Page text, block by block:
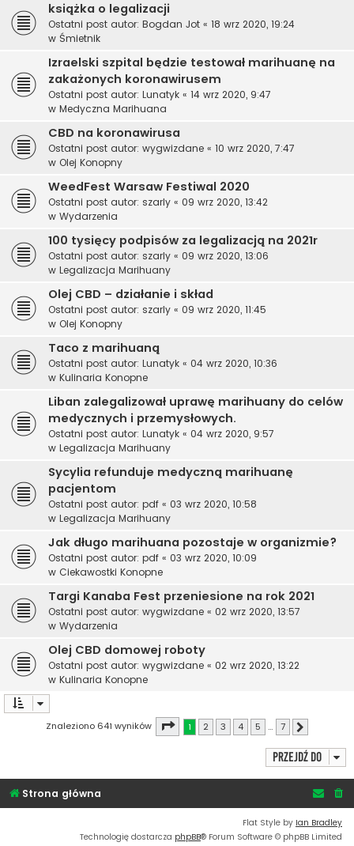
książka o legalizacji
Ostatni post autor: Bogdan Jot « 18 wrz 2020, 19:24
w Śmietnik
Izraelski szpital będzie testował marihuanę na
zakażonych koronawirusem
Ostatni post autor: Lunatyk « 14 wrz 2020, 9:47
w Medyczna Marihuana
CBD na koronawirusa
Ostatni post autor: wygwizdane « 10 wrz 2020, 7:47
w Olej Konopny
WeedFest Warsaw Festiwal 2020
Ostatni post autor: szarly « 09 wrz 2020, 13:42
w Wydarzenia
100 tysięcy podpisów za legalizacją na 2021r
Ostatni post autor: szarly « 09 wrz 2020, 13:06
w Legalizacja Marihuany
Olej CBD – działanie i skład
Ostatni post autor: szarly « 09 wrz 2020, 11:45
w Olej Konopny
Taco z marihuaną
Ostatni post autor: Lunatyk « 04 wrz 2020, 10:36
w Kulinaria Konopne
Liban zalegalizował uprawę marihuany do celów
medycznych i przemysłowych.
Ostatni post autor: Lunatyk « 04 wrz 2020, 9:57
w Legalizacja Marihuany
Sycylia refunduje medyczną marihuanę
pacjentom
Ostatni post autor: pdf « 03 wrz 2020, 10:58
w Legalizacja Marihuany
Jak długo marihuana pozostaje w organizmie?
Ostatni post autor: pdf « 03 wrz 2020, 10:09
w Ciekawostki Konopne
Targi Kanaba Fest przeniesione na rok 2021
Ostatni post autor: wygwizdane « 02 wrz 2020, 13:57
w Wydarzenia
Olej CBD domowej roboty
Ostatni post autor: wygwizdane « 02 wrz 2020, 13:22
w Kulinaria Konopne
Znaleziono 641 wyników Strona1 7
1 2 3 4 5 … 7
Przejdź do
Strona główna
Flat Style by Ian Bradley
Technologię dostarcza phpBB® Forum Software © phpBB Limited